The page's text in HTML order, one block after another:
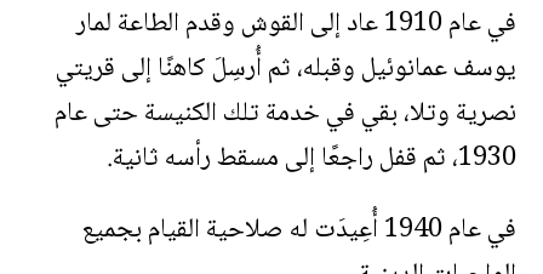
في عام 1910 عاد إلى القوش وقدم الطاعة لمار
يوسف عمانوئيل وقبله، ثم أُرسِلَ كاهنًا إلى قريتي
نصرية وتلا، بقي في خدمة تلك الكنيسة حتى عام
1930، ثم قفل راجعًا إلى مسقط رأسه ثانية.
في عام 1940 أُعِيدَت له صلاحية القيام بجميع